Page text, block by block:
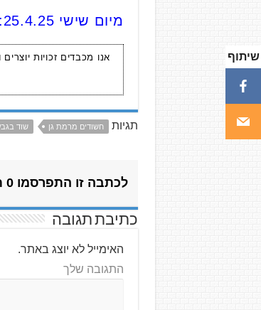
מיום שישי 25.4.25: בני 67 ומעלה נוסעים בחינם בתחבורה הציבורית
אנו מכבדים זכויות
תגיות חשודים מרמת גן שוד
לכתבה זו התפרסמו 0 תגובות
כתיבת תגובה
האימייל לא יוצג באתר.
התגובה שלך
שיתוף